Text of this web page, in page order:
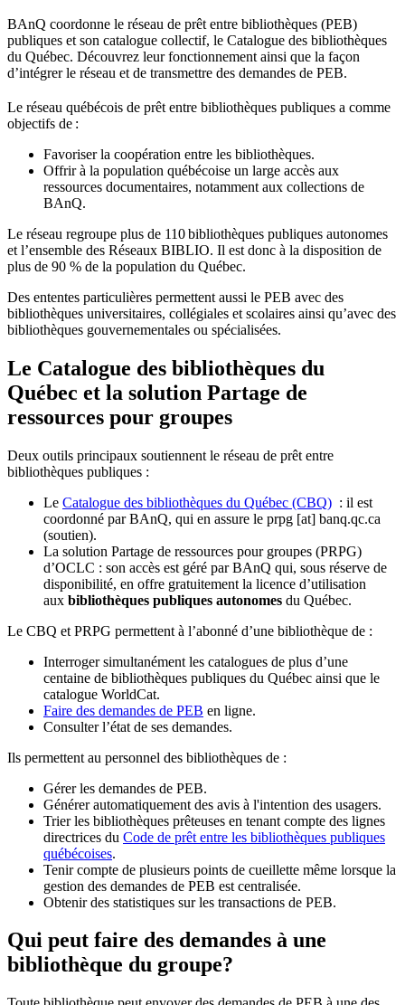
BAnQ coordonne le réseau de prêt entre bibliothèques (PEB)
publiques et son catalogue collectif, le Catalogue des bibliothèques
du Québec. Découvrez leur fonctionnement ainsi que la façon
d’intégrer le réseau et de transmettre des demandes de PEB.
Le réseau québécois de prêt entre bibliothèques publiques a comme
objectifs de :
Favoriser la coopération entre les bibliothèques.
Offrir à la population québécoise un large accès aux
ressources documentaires, notamment aux collections de
BAnQ.
Le réseau regroupe plus de 110bibliothèques publiques autonomes
et l’ensemble des Réseaux BIBLIO. Il est donc à la disposition de
plus de 90 % de la population du Québec.
Des ententes particulières permettent aussi le PEB avec des
bibliothèques universitaires, collégiales et scolaires ainsi qu’avec des
bibliothèques gouvernementales ou spécialisées.
Le Catalogue des bibliothèques du
Québec et la solution Partage de
ressources pour groupes
Deux outils principaux soutiennent le réseau de prêt entre
bibliothèques publiques :
Le Catalogue des bibliothèques du Québec (CBQ) : il est
coordonné par BAnQ, qui en assure le prpg [at] banq.qc.ca
(soutien).
La solution Partage de ressources pour groupes (PRPG)
d’OCLC : son accès est géré par BAnQ qui, sous réserve de
disponibilité, en offre gratuitement la licence d’utilisation
aux bibliothèques publiques autonomes du Québec.
Le CBQ et PRPG permettent à l’abonné d’une bibliothèque de :
Interroger simultanément les catalogues de plus d’une
centaine de bibliothèques publiques du Québec ainsi que le
catalogue WorldCat.
Faire des demandes de PEB en ligne.
Consulter l’état de ses demandes.
Ils permettent au personnel des bibliothèques de :
Gérer les demandes de PEB.
Générer automatiquement des avis à l'intention des usagers.
Trier les bibliothèques prêteuses en tenant compte des lignes
directrices du Code de prêt entre les bibliothèques publiques
québécoises.
Tenir compte de plusieurs points de cueillette même lorsque la
gestion des demandes de PEB est centralisée.
Obtenir des statistiques sur les transactions de PEB.
Qui peut faire des demandes à une
bibliothèque du groupe?